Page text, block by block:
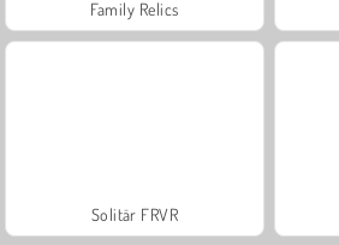
Family Relics
Solitär FRVR